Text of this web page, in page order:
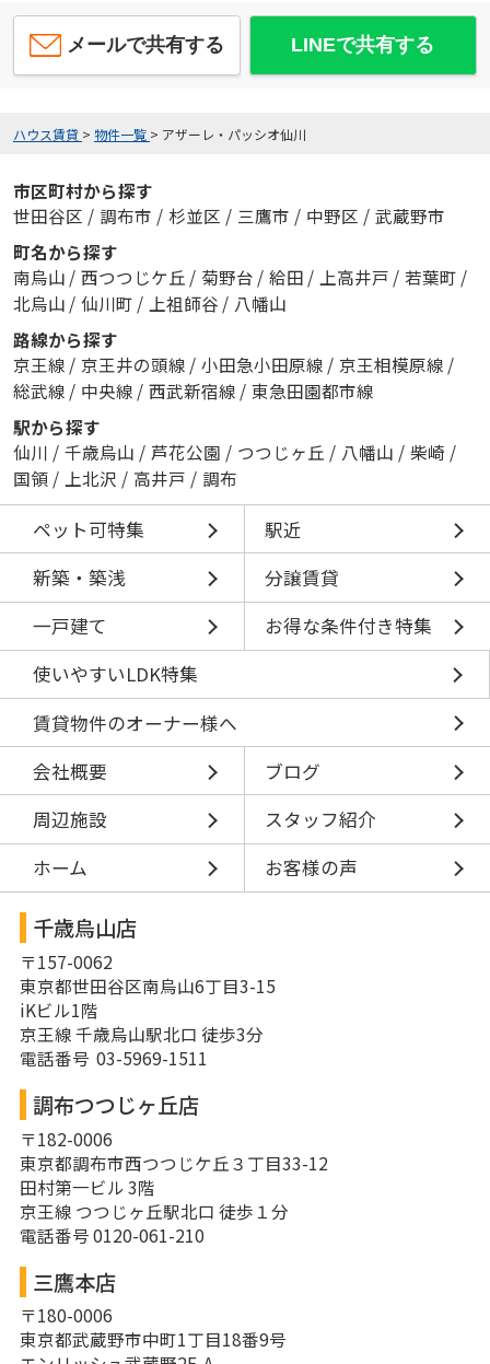
メールで共有する LINEで共有する
ハウス賃貸 > 物件一覧 > アザーレ・パッシオ仙川
市区町村から探す
世田谷区 / 調布市 / 杉並区 / 三鷹市 / 中野区 / 武蔵野市
町名から探す
南烏山 / 西つつじケ丘 / 菊野台 / 給田 / 上高井戸 / 若葉町 /
北烏山 / 仙川町 / 上祖師谷 / 八幡山
路線から探す
京王線 / 京王井の頭線 / 小田急小田原線 / 京王相模原線 /
総武線 / 中央線 / 西武新宿線 / 東急田園都市線
駅から探す
仙川 / 千歳烏山 / 芦花公園 / つつじヶ丘 / 八幡山 / 柴崎 /
国領 / 上北沢 / 高井戸 / 調布
ペット可特集
駅近
新築・築浅
分譲賃貸
一戸建て
お得な条件付き特集
使いやすいLDK特集
賃貸物件のオーナー様へ
会社概要
ブログ
周辺施設
スタッフ紹介
ホーム
お客様の声
千歳烏山店
〒157-0062
東京都世田谷区南烏山6丁目3-15
iKビル1階
京王線 千歳烏山駅北口 徒歩3分
電話番号 03-5969-1511
調布つつじヶ丘店
〒182-0006
東京都調布市西つつじケ丘３丁目33-12
田村第一ビル 3階
京王線 つつじヶ丘駅北口 徒歩１分
電話番号 0120-061-210
三鷹本店
〒180-0006
東京都武蔵野市中町1丁目18番9号